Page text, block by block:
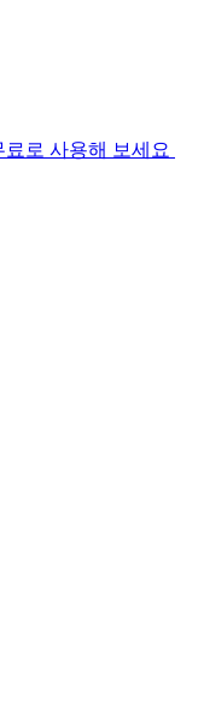
료로 사용해 보세요